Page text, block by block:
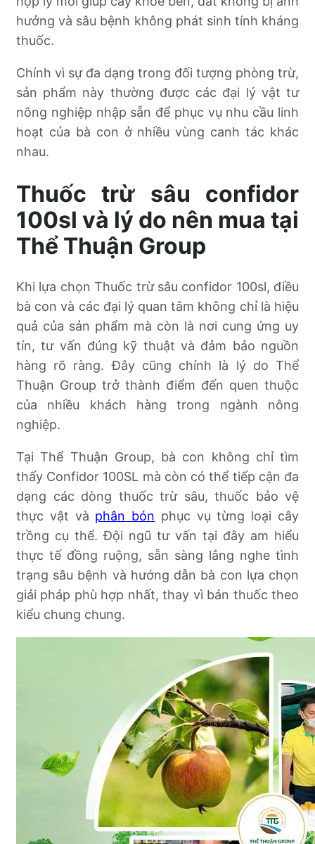
hưởng và sâu bệnh không phát sinh tính kháng
thuốc.
Chính vì sự đa dạng trong đối tượng phòng trừ,
sản phẩm này thường được các đại lý vật tư
nông nghiệp nhập sẵn để phục vụ nhu cầu linh
hoạt của bà con ở nhiều vùng canh tác khác
nhau.
Thuốc trừ sâu confidor
100sl và lý do nên mua tại
Thể Thuận Group
Khi lựa chọn Thuốc trừ sâu confidor 100sl, điều
bà con và các đại lý quan tâm không chỉ là hiệu
quả của sản phẩm mà còn là nơi cung ứng uy
tín, tư vấn đúng kỹ thuật và đảm bảo nguồn
hàng rõ ràng. Đây cũng chính là lý do Thể
Thuận Group trở thành điểm đến quen thuộc
của nhiều khách hàng trong ngành nông
nghiệp.
Tại Thể Thuận Group, bà con không chỉ tìm
thấy Confidor 100SL mà còn có thể tiếp cận đa
dạng các dòng thuốc trừ sâu, thuốc bảo vệ
thực vật và phân bón phục vụ từng loại cây
trồng cụ thể. Đội ngũ tư vấn tại đây am hiểu
thực tế đồng ruộng, sẵn sàng lắng nghe tình
trạng sâu bệnh và hướng dẫn bà con lựa chọn
giải pháp phù hợp nhất, thay vì bán thuốc theo
kiểu chung chung.